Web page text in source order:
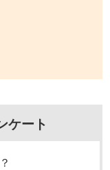
ケート